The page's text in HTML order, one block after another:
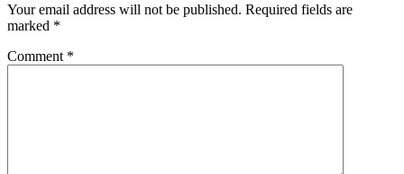
Your email address will not be published. Required fields are
marked *
Comment *